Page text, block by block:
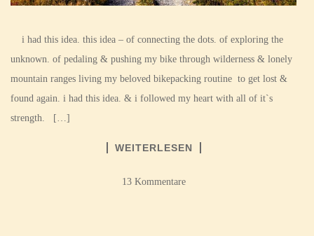
i had this idea. this idea – of connecting the dots. of exploring the
unknown. of pedaling & pushing my bike through wilderness & lonely
mountain ranges living my beloved bikepacking routine to get lost &
found again. i had this idea. & i followed my heart with all of it`s
strength. […]
WEITERLESEN
13 Kommentare